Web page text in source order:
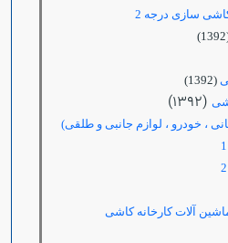
سازی درجه 2
(1392)
(1392)
، خودرو ، لوازم جانبی و طلقی)
آلات کارخانه کاشی